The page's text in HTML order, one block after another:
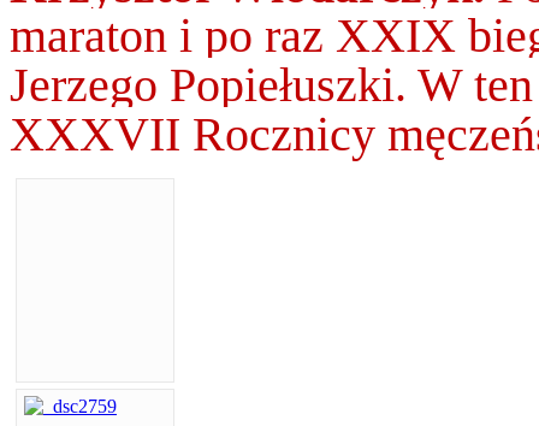
maraton i po raz XXIX
Jerzego Popiełuszki. W
XXXVII Rocznicy